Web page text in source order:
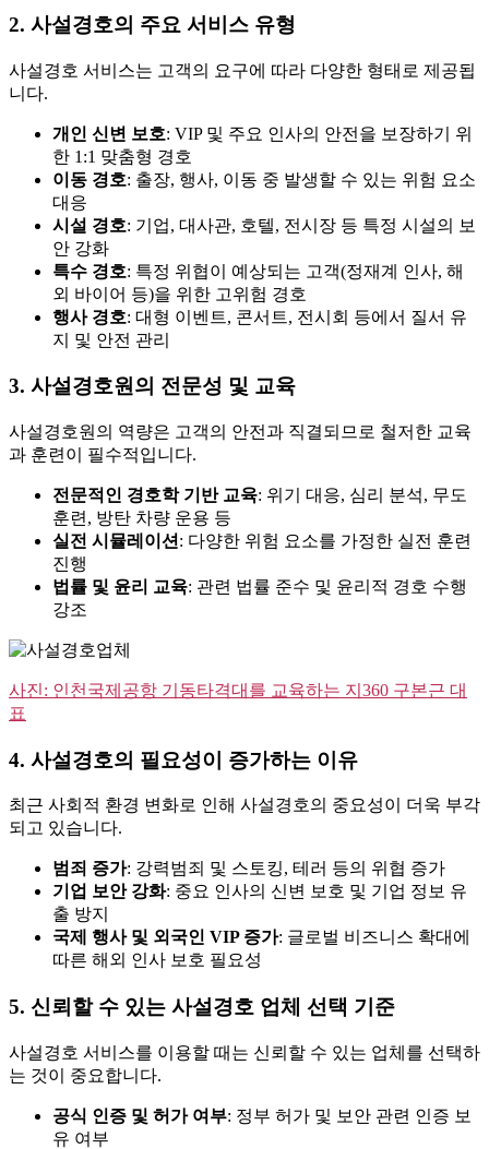
2. 사설경호의 주요 서비스 유형
사설경호 서비스는 고객의 요구에 따라 다양한 형태로 제공됩
니다.
개인 신변 보호: VIP 및 주요 인사의 안전을 보장하기 위
한 1:1 맞춤형 경호
이동 경호: 출장, 행사, 이동 중 발생할 수 있는 위험 요소
대응
시설 경호: 기업, 대사관, 호텔, 전시장 등 특정 시설의 보
안 강화
특수 경호: 특정 위협이 예상되는 고객(정재계 인사, 해
외 바이어 등)을 위한 고위험 경호
행사 경호: 대형 이벤트, 콘서트, 전시회 등에서 질서 유
지 및 안전 관리
3. 사설경호원의 전문성 및 교육
사설경호원의 역량은 고객의 안전과 직결되므로 철저한 교육
과 훈련이 필수적입니다.
전문적인 경호학 기반 교육: 위기 대응, 심리 분석, 무도
훈련, 방탄 차량 운용 등
실전 시뮬레이션 : 다양한 위험 요소를 가정한 실전 훈련
진행
법률 및 윤리 교육: 관련 법률 준수 및 윤리적 경호 수행
강조
사진: 인천국제공항 기동타격대를 교육하는 지360 구본근 대
표
4. 사설경호의 필요성이 증가하는 이유
최근 사회적 환경 변화로 인해 사설경호의 중요성이 더욱 부각
되고 있습니다.
범죄 증가: 강력범죄 및 스토킹, 테러 등의 위협 증가
기업 보안 강화: 중요 인사의 신변 보호 및 기업 정보 유
출 방지
국제 행사 및 외국인 VIP 증가: 글로벌 비즈니스 확대에
따른 해외 인사 보호 필요성
5. 신뢰할 수 있는 사설경호 업체 선택 기준
사설경호 서비스를 이용할 때는 신뢰할 수 있는 업체를 선택하
는 것이 중요합니다.
공식 인증 및 허가 여부: 정부 허가 및 보안 관련 인증 보
유 여부